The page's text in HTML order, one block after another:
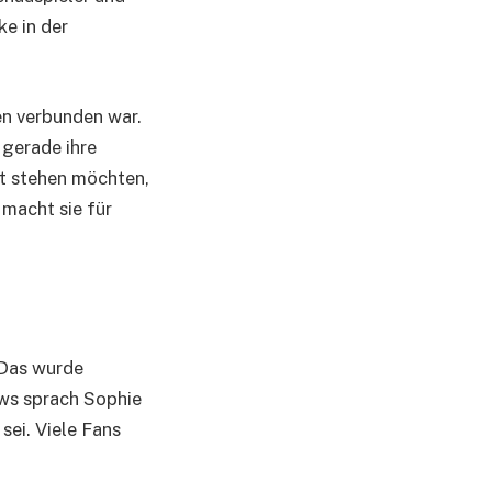
in der
verbunden war.
ihre
stehen möchten,
sie für
wurde
sprach Sophie
Viele Fans